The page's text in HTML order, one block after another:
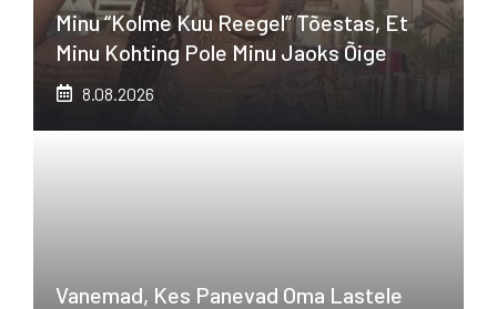
Minu “kolme Kuu Reegel” Tõestas, Et
Minu Kohting Pole Minu Jaoks Õige
8.08.2026
Vanemad, Kes Panevad Oma Lastele